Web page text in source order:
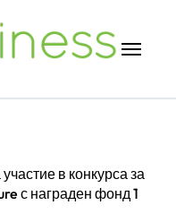
в конкурса за
с награден фонд 1